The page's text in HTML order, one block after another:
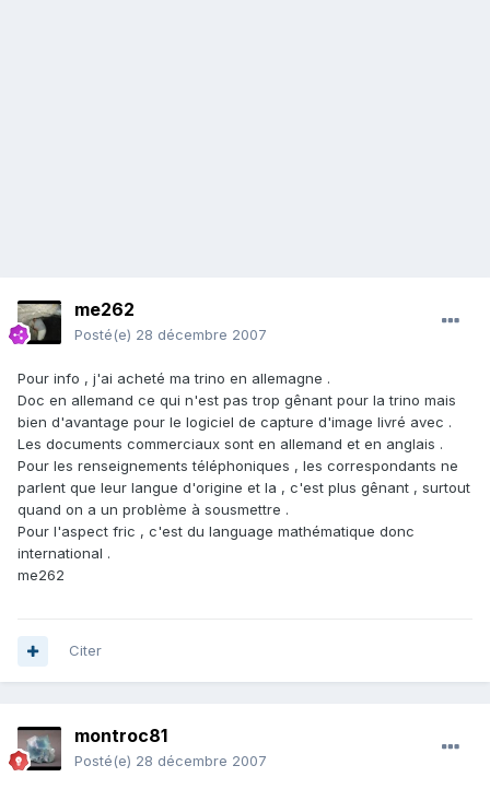
me262
Posté(e) 28 décembre 2007
Pour info , j'ai acheté ma trino en allemagne .
Doc en allemand ce qui n'est pas trop gênant pour la trino mais
bien d'avantage pour le logiciel de capture d'image livré avec .
Les documents commerciaux sont en allemand et en anglais .
Pour les renseignements téléphoniques , les correspondants ne
parlent que leur langue d'origine et la , c'est plus gênant , surtout
quand on a un problème à sousmettre .
Pour l'aspect fric , c'est du language mathématique donc
international .
me262
Citer
montroc81
Posté(e) 28 décembre 2007